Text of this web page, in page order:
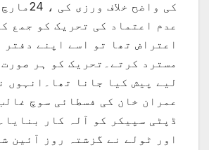
کی واضح
عدم اعتماد کی تحریک کو جمع
اعتراض تھا تو اسے اپنے دفتر
مسترد کرتے۔تحریک کو ہر
لیے پیش کیا جانا تھا۔انہوں
عمران خان کی فسطائی سوچ
ڈپٹی سپیکر کو آلہ کار
اور ٹولے نے گزشتہ روز آئین